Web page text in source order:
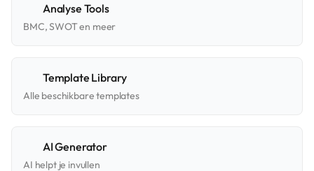
Analyse Tools
BMC, SWOT en meer
Template Library
Alle beschikbare templates
AI Generator
AI helpt je invullen